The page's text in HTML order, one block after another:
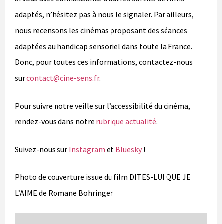
adaptés, n’hésitez pas à nous le signaler. Par ailleurs,
nous recensons les cinémas proposant des séances
adaptées au handicap sensoriel dans toute la France.
Donc, pour toutes ces informations, contactez-nous
surcontact@cine-sens.fr.
Pour suivre notre veille sur l’accessibilité du cinéma,
rendez-vous dans notre rubrique actualité.
Suivez-nous sur Instagram et Bluesky !
Photo de couverture issue du film DITES-LUI QUE JE
L’AIME de Romane Bohringer